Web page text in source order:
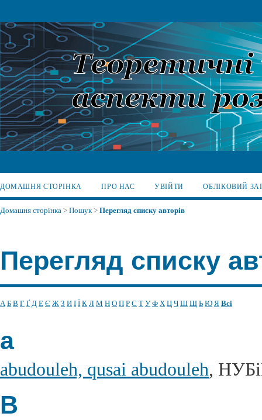
ДОМАШНЯ СТОРІНКА ПРО НАС УВІЙТИ ОБЛІКОВИЙ
Домашня сторінка > Пошук > Перегляд списку авторів
Перегляд списку
А Б В Г Ґ Д Е Є Ж З И І Ї К Л М Н О П Р С Т У Ф Х Ц Ч Ш Щ Ь Ю Я Всі
a
abudouleh, qusai abudouleh,
B